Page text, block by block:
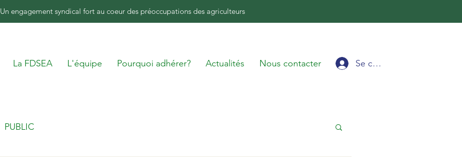
Un engagement syndical fort au coeur des préoccupations des agriculteurs
La FDSEA L'équipe Pourquoi adhérer? Actualités Nous contacter Se connecter
PUBLIC